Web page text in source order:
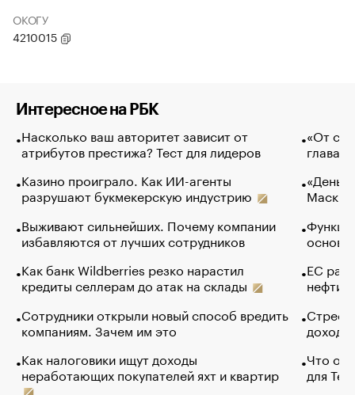
ОКОГУ
4210015
Интересное на РБК
Насколько ваш авторитет зависит от
атрибутов престижа? Тест для лидеров
Казино проиграло. Как ИИ-агенты
разрушают букмекерскую индустрию
Выживают сильнейших. Почему компании
избавляются от лучших сотрудников
Как банк Wildberries резко нарастил
кредиты селлерам до атак на склады
Сотрудники открыли новый способ вредить
компаниям. Зачем им это
Как налоговики ищут доходы
неработающих покупателей яхт и квартир
«От
глава
Маск в
основ
ЕС
нефти
Что
для